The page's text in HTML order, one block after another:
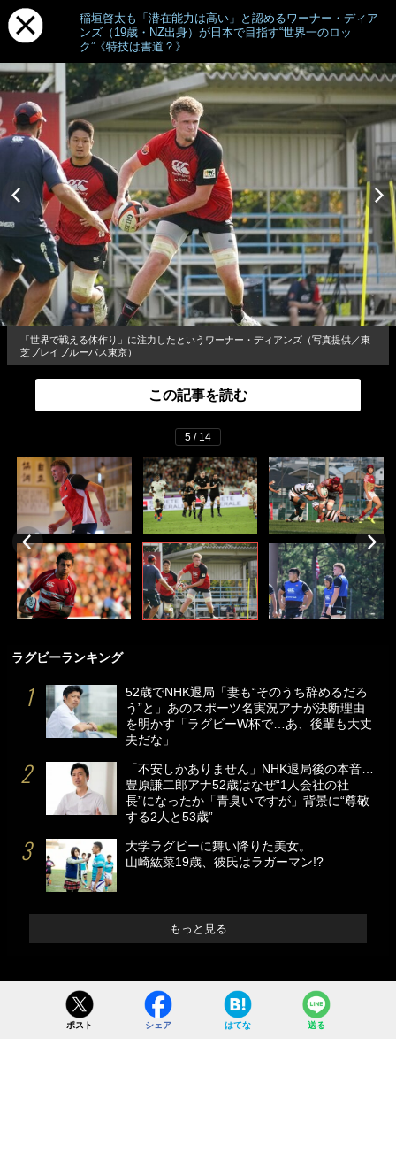
稲垣啓太も「潜在能力は高い」と認めるワーナー・ディア
ンズ（19歳・NZ出身）が日本で目指す“世界一のロッ
ク”《特技は書道？》
「世界で戦える体作り」に注力したというワーナー・ディアンズ（写真提供／東
芝ブレイブルーパス東京）
この記事を読む
5 / 14
ラグビーランキング
52歳でNHK退局「妻も“そのうち辞めるだろ
う”と」あのスポーツ名実況アナが決断理由
を明かす「ラグビーW杯で…あ、後輩も大丈
夫だな」
「不安しかありません」NHK退局後の本音…
豊原謙二郎アナ52歳はなぜ“1人会社の社
長”になったか「青臭いですが」背景に“尊敬
する2人と53歳”
大学ラグビーに舞い降りた美女。
山崎紘菜19歳、彼氏はラガーマン!?
もっと見る
ポスト シェア はてな 送る